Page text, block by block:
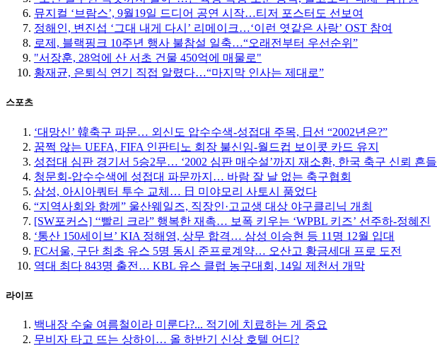
뮤지컬 ‘브람스’, 9월19일 드디어 공연 시작…티저 포스터도 선보여
정해인, 변진섭 ‘그대 내게 다시’ 리메이크…‘이런 엿같은 사랑’ OST 참여
로제, 블랙핑크 10주년 행사 불참설 일축…“오래전부터 우선순위”
"서장훈, 28억에 산 서초 건물 450억에 매물로"
황재균, 은퇴식 연기 직접 알렸다…“마지막 인사는 제대로”
스포츠
‘대망신’ 韓축구 파문… 외신도 압수수색-성접대 주목, 日선 “2002년은?”
꿈쩍 않는 UEFA, FIFA 인판티노 회장 불신임-월드컵 보이콧 카드 유지
성접대 심판 경기서 5승2무… ‘2002 심판 매수설’까지 재소환, 한국 축구 신뢰 흔들
청문회-압수수색에 성접대 파문까지… 바람 잘 날 없는 축구협회
삼성, 아시아쿼터 투수 교체… 日 미야모리 사토시 품었다
“지역사회와 함께” 울산웨일즈, 직장인·고교생 대상 야구클리닉 개최
[SW포커스] ‘‘빨리 크라” 행복한 재촉… 보폭 키우는 ‘WPBL 키즈’ 선주하-정혜진
‘통산 150세이브’ KIA 정해영, 상무 합격… 삼성 이승현 등 11명 12월 입대
FC서울, 구단 최초 유스 5명 동시 준프로계약… 오산고 황금세대 프로 도전
역대 최다 843명 출전… KBL 유스 클럽 농구대회, 14일 제천서 개막
라이프
백내장 수술 여름철이라 미룬다?... 적기에 치료하는 게 중요
무비자 타고 뜨는 상하이… 올 하반기 신상 호텔 어디?